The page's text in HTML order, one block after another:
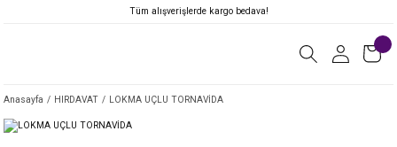
Tüm alışverişlerde kargo bedava!
Anasayfa HIRDAVAT LOKMA UÇLU TORNAVİDA